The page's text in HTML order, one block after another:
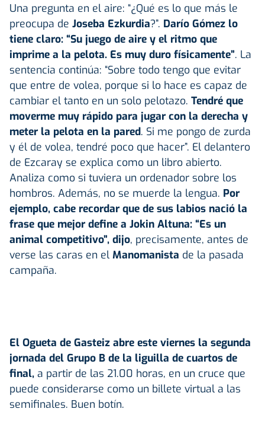
Una pregunta en el aire: “¿Qué es lo que más le
preocupa de Joseba Ezkurdia?”. Darío Gómez lo
tiene claro: “Su juego de aire y el ritmo que
imprime a la pelota. Es muy duro físicamente”. La
sentencia continúa: “Sobre todo tengo que evitar
que entre de volea, porque si lo hace es capaz de
cambiar el tanto en un solo pelotazo. Tendré que
moverme muy rápido para jugar con la derecha y
meter la pelota en la pared. Si me pongo de zurda
y él de volea, tendré poco que hacer”. El delantero
de Ezcaray se explica como un libro abierto.
Analiza como si tuviera un ordenador sobre los
hombros. Además, no se muerde la lengua. Por
ejemplo, cabe recordar que de sus labios nació la
frase que mejor define a Jokin Altuna: “Es un
animal competitivo”, dijo, precisamente, antes de
verse las caras en el Manomanista de la pasada
campaña.
El Ogueta de Gasteiz abre este viernes la segunda
jornada del Grupo B de la liguilla de cuartos de
final, a partir de las 21.00 horas, en un cruce que
puede considerarse como un billete virtual a las
semifinales. Buen botín.